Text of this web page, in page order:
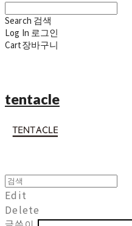
Search 검색
Log In 로그인
Cart장바구니
tentacle
Edit
Delete